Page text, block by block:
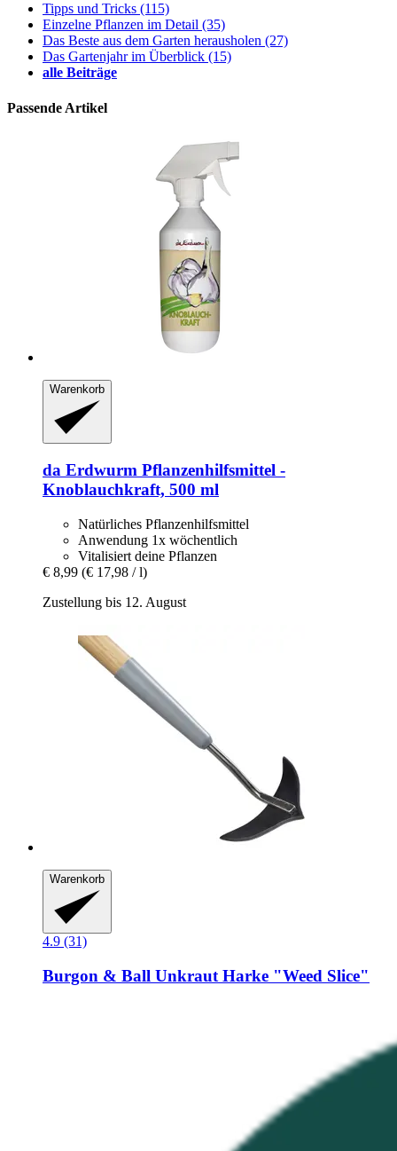
Tipps und Tricks (115)
Einzelne Pflanzen im Detail (35)
Das Beste aus dem Garten herausholen (27)
Das Gartenjahr im Überblick (15)
alle Beiträge
Passende Artikel
Warenkorb
da Erdwurm Pflanzenhilfsmittel -​
Knoblauchkraft, 500 ml
Natürliches Pflanzenhilfsmittel
Anwendung 1x wöchentlich
Vitalisiert deine Pflanzen
€ 8,99 (€ 17,98 / l)
Zustellung bis 12. August
Warenkorb
4.9 (31)
Burgon & Ball Unkraut Harke "Weed Slice"